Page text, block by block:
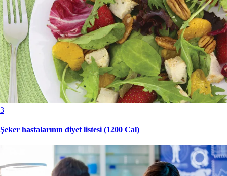
3
Şeker hastalarının diyet listesi (1200 Cal)